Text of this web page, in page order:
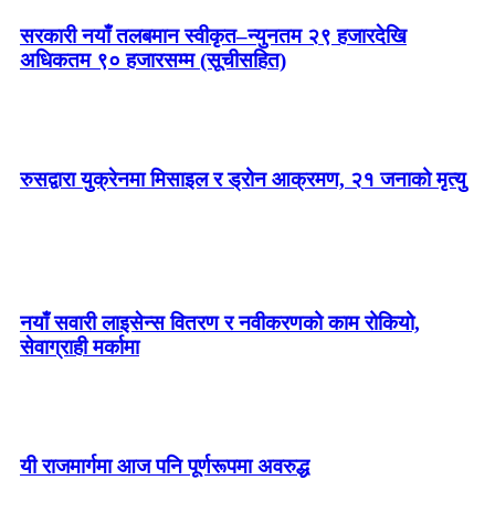
सरकारी नयाँ तलबमान स्वीकृत–न्युनतम २९ हजारदेखि
अधिकतम ९० हजारसम्म (सूचीसहित)
रुसद्वारा युक्रेनमा मिसाइल र ड्रोन आक्रमण, २१ जनाको मृत्यु
नयाँ सवारी लाइसेन्स वितरण र नवीकरणको काम रोकियो,
सेवाग्राही मर्कामा
यी राजमार्गमा आज पनि पूर्णरूपमा अवरुद्ध